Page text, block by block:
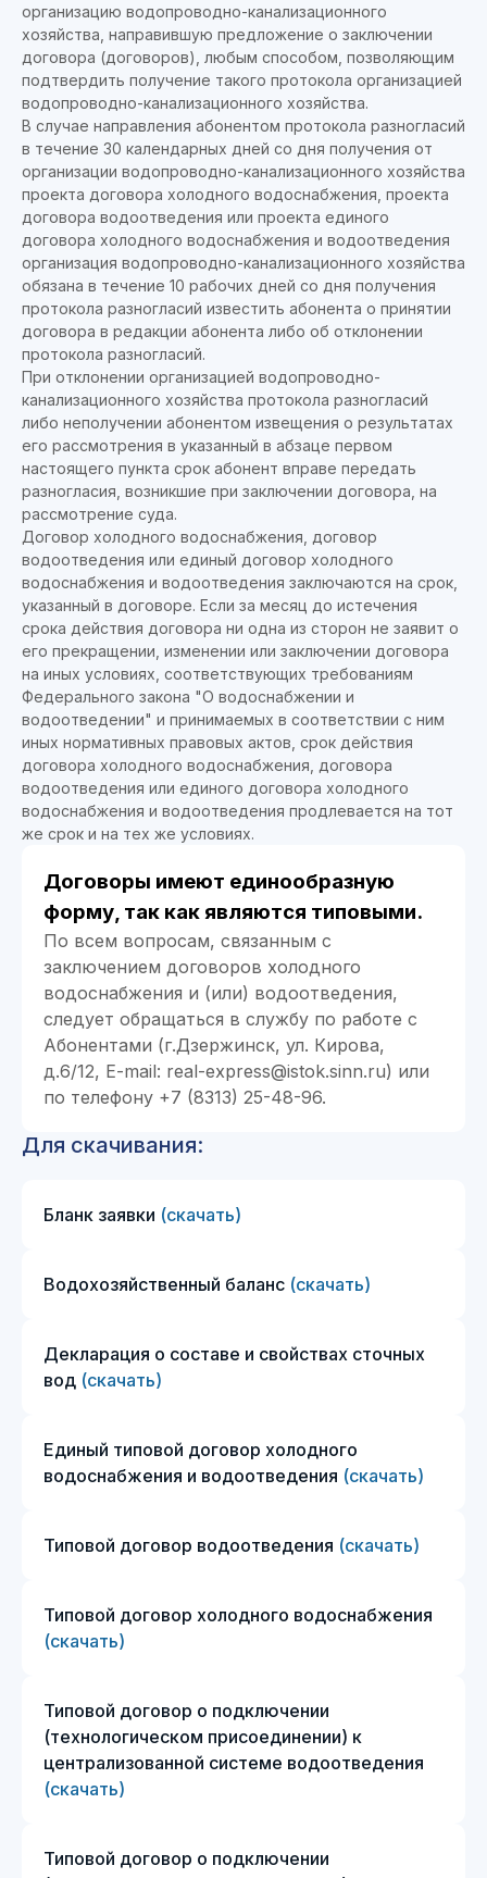
организацию водопроводно-канализационного
хозяйства, направившую предложение о заключении
договора (договоров), любым способом, позволяющим
подтвердить получение такого протокола организацией
водопроводно-канализационного хозяйства.
В случае направления абонентом протокола разногласий
в течение 30 календарных дней со дня получения от
организации водопроводно-канализационного хозяйства
проекта договора холодного водоснабжения, проекта
договора водоотведения или проекта единого
договора холодного водоснабжения и водоотведения
организация водопроводно-канализационного хозяйства
обязана в течение 10 рабочих дней со дня получения
протокола разногласий известить абонента о принятии
договора в редакции абонента либо об отклонении
протокола разногласий.
При отклонении организацией водопроводно-
канализационного хозяйства протокола разногласий
либо неполучении абонентом извещения о результатах
его рассмотрения в указанный в абзаце первом
настоящего пункта срок абонент вправе передать
разногласия, возникшие при заключении договора, на
рассмотрение суда.
Договор холодного водоснабжения, договор
водоотведения или единый договор холодного
водоснабжения и водоотведения заключаются на срок,
указанный в договоре. Если за месяц до истечения
срока действия договора ни одна из сторон не заявит о
его прекращении, изменении или заключении договора
на иных условиях, соответствующих требованиям
Федерального закона "О водоснабжении и
водоотведении" и принимаемых в соответствии с ним
иных нормативных правовых актов, срок действия
договора холодного водоснабжения, договора
водоотведения или единого договора холодного
водоснабжения и водоотведения продлевается на тот
же срок и на тех же условиях.
Договоры имеют единообразную
форму, так как являются типовыми.
По всем вопросам, связанным с
заключением договоров холодного
водоснабжения и (или) водоотведения,
следует обращаться в службу по работе с
Абонентами (г.Дзержинск, ул. Кирова,
д.6/12, E-mail: real-express@istok.sinn.ru) или
по телефону +7 (8313) 25-48-96.
Для скачивания:
Бланк заявки (скачать)
Водохозяйственный баланс (скачать)
Декларация о составе и свойствах сточных
вод (скачать)
Единый типовой договор холодного
водоснабжения и водоотведения (скачать)
Типовой договор водоотведения (скачать)
Типовой договор холодного водоснабжения
(скачать)
Типовой договор о подключении
(технологическом присоединении) к
централизованной системе водоотведения
(скачать)
Типовой договор о подключении